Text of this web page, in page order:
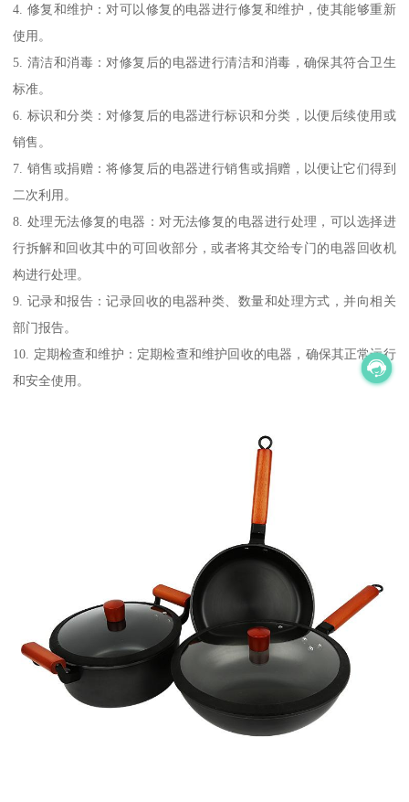
4. 修复和维护：对可以修复的电器进行修复和维护，使其能够重新
使用。
5. 清洁和消毒：对修复后的电器进行清洁和消毒，确保其符合卫生
标准。
6. 标识和分类：对修复后的电器进行标识和分类，以便后续使用或
销售。
7. 销售或捐赠：将修复后的电器进行销售或捐赠，以便让它们得到
二次利用。
8. 处理无法修复的电器：对无法修复的电器进行处理，可以选择进
行拆解和回收其中的可回收部分，或者将其交给专门的电器回收机
构进行处理。
9. 记录和报告：记录回收的电器种类、数量和处理方式，并向相关
部门报告。
10. 定期检查和维护：定期检查和维护回收的电器，确保其正常运行
和安全使用。